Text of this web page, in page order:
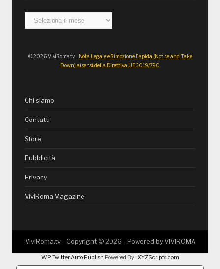
Archivi
© 2026 ViviRoma.tv - Nota Legale e Rimozione Rapida (Notice and Take
Down) ai sensi della Direttiva UE 2019/790
Chi siamo
Contatti
Store
Pubblicità
Privacy
ViviRoma Magazine
ViviRoma.tv - Copyright © 2026 - Powered byVIVIROMA
WP Twitter Auto Publish Powered By : XYZScripts.com